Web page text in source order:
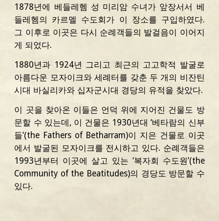
1878년에 베들레헴 성 미리암 수녀가 앞장서서 베
들레헴의 카르멜 수도회가 이 장소를 구입하였다.
그 이후로 이곳은 다시 순례객들의 발걸음이 이어지
게 되었다.
1880년과 1924년 그리고 최근의 고고학적 발굴로
아름다운 모자이크와 세례터를 갖춘 두 개의 비잔틴
시대 바실리카와 십자군시대 경당의 유적을 찾았다.
이 곳을 찾아온 이들은 언덕 위에 지어진 건물도 방
문할 수 있는데, 이 건물은 1930년대 ‘베타람의 신부
들’(the Fathers of Betharram)이 지은 건물로 이곳
에서 발굴된 모자이크를 전시하고 있다. 순례객들은
1993년부터 이곳에 살고 있는 ‘복자회 수도원’(the
Community of the Beatitudes)의 경당도 방문할 수
있다.